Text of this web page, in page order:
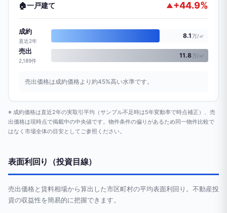
🏠一戸建て ▲+44.9%
成約
直近2年
8.1万/㎡
売出
2,189件
11.8万/㎡
売出価格は成約価格より約45%高い水準です。
※ 成約価格は直近2年の実取引平均（サンプル不足時は5年変動率で時点補正）、売
出価格は現時点で掲載中の中央値です。物件条件の偏りがあるため同一物件比較で
はなく市場全体の目安としてご参照ください。
表面利回り（投資目線）
売出価格と賃料相場から算出した市区町村の平均表面利回り。不動産投
資の収益性を簡易的に把握できます。